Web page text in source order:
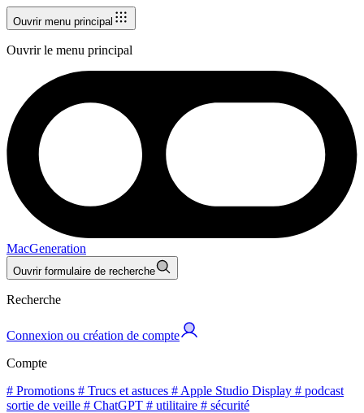
Ouvrir menu principal
Ouvrir le menu principal
MacGeneration
Ouvrir formulaire de recherche
Recherche
Connexion ou création de compte
Compte
# Promotions # Trucs et astuces # Apple Studio Display # podcast
sortie de veille # ChatGPT # utilitaire # sécurité